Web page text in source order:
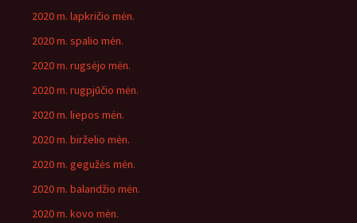
2020 m. lapkričio mėn.
2020 m. spalio mėn.
2020 m. rugsėjo mėn.
2020 m. rugpjūčio mėn.
2020 m. liepos mėn.
2020 m. birželio mėn.
2020 m. gegužės mėn.
2020 m. balandžio mėn.
2020 m. kovo mėn.